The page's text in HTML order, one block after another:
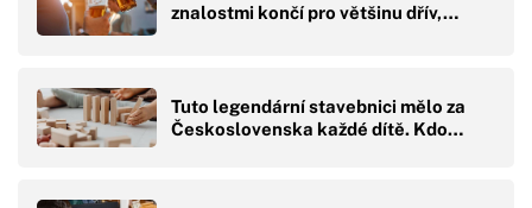
znalostmi končí pro většinu dřív,…
Tuto legendární stavebnici mělo za
Československa každé dítě. Kdo…